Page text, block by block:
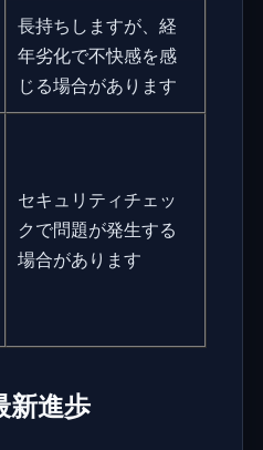
長持ちしますが、経
年劣化で不快感を感
じる場合があります
セキュリティチェッ
クで問題が発生する
場合があります
新進歩